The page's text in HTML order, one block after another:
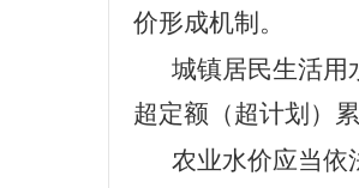
价形成机制。
城镇居民生活用
超定额（超计划）累
农业水价应当依